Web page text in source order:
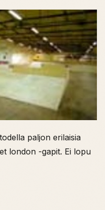
paljon erilaisia
london -gapit. Ei lopu